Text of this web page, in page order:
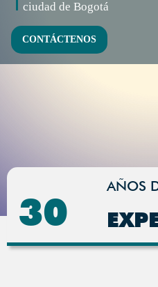
ciudad de Bogotá
CONTÁCTENOS
30
AÑOS